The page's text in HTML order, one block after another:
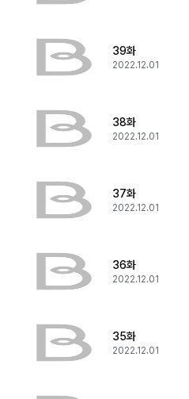
39화
2022.12.01
38화
2022.12.01
37화
2022.12.01
36화
2022.12.01
35화
2022.12.01